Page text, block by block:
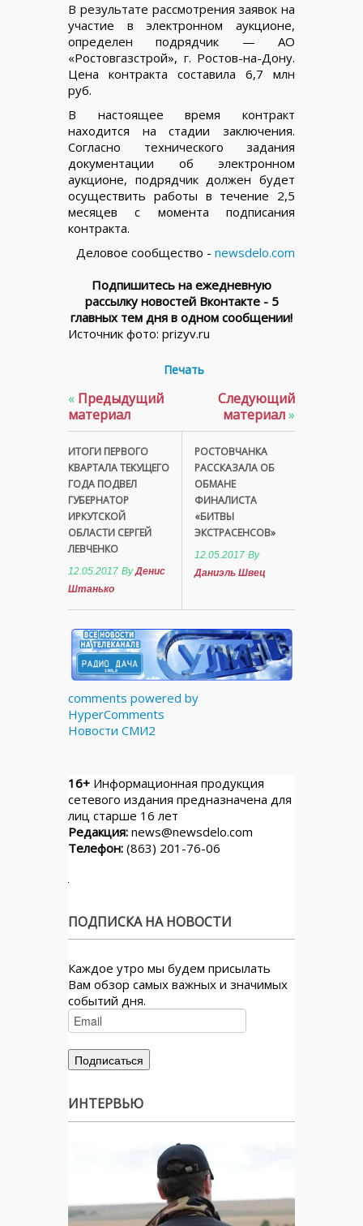
В результате рассмотрения заявок на
участие в электронном аукционе,
определен подрядчик — АО
«Ростовгазстрой», г. Ростов-на-Дону.
Цена контракта составила 6,7 млн
руб.
В настоящее время контракт
находится на стадии заключения.
Согласно технического задания
документации об электронном
аукционе, подрядчик должен будет
осуществить работы в течение 2,5
месяцев с момента подписания
контракта.
Деловое сообщество - newsdelo.com
Подпишитесь на ежедневную
рассылку новостей Вконтакте - 5
главных тем дня в одном сообщении!
Источник фото: prizyv.ru
Печать
« Предыдущий
материал
ИТОГИ ПЕРВОГО
КВАРТАЛА ТЕКУЩЕГО
ГОДА ПОДВЕЛ
ГУБЕРНАТОР
ИРКУТСКОЙ
ОБЛАСТИ СЕРГЕЙ
ЛЕВЧЕНКО
12.05.2017 ByДенис
Штанько
Следующий
материал»
РОСТОВЧАНКА
РАССКАЗАЛА ОБ
ОБМАНЕ
ФИНАЛИСТА
«БИТВЫ
ЭКСТРАСЕНСОВ»
12.05.2017 By
Даниэль Швец
comments powered by
HyperComments
Новости СМИ2
16+ Информационная продукция
сетевого издания предназначена для
лиц старше 16 лет
Редакция: news@newsdelo.com
Телефон: (863) 201-76-06
ПОДПИСКА НА НОВОСТИ
Каждое утро мы будем присылать
Вам обзор самых важных и значимых
событий дня.
ИНТЕРВЬЮ